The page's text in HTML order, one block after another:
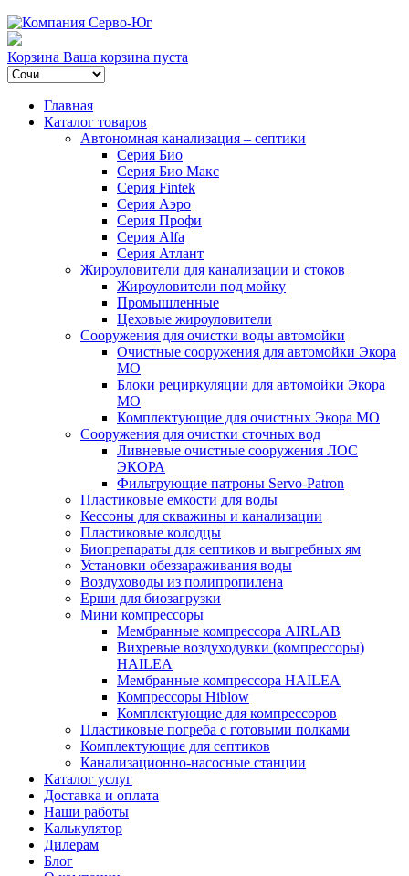
Корзина Ваша корзина пуста
Главная
Каталог товаров
Автономная канализация – септики
Серия Био
Серия Био Макс
Серия Fintek
Серия Аэро
Серия Профи
Серия Alfa
Серия Атлант
Жироуловители для канализации и стоков
Жироуловители под мойку
Промышленные
Цеховые жироуловители
Сооружения для очистки воды автомойки
Очистные сооружения для автомойки Экора
МО
Блоки рециркуляции для автомойки Экора
МО
Комплектующие для очистных Экора МО
Сооружения для очистки сточных вод
Ливневые очистные сооружения ЛОС
ЭКОРА
Фильтрующие патроны Servo-Patron
Пластиковые емкости для воды
Кессоны для скважины и канализации
Пластиковые колодцы
Биопрепараты для септиков и выгребных ям
Установки обеззараживания воды
Воздуховоды из полипропилена
Ерши для биозагрузки
Мини компрессоры
Мембранные компрессора AIRLAB
Вихревые воздуходувки (компрессоры)
HAILEA
Мембранные компрессора HAILEA
Компрессоры Hiblow
Комплектующие для компрессоров
Пластиковые погреба с готовыми полками
Комплектующие для септиков
Канализационно-насосные станции
Каталог услуг
Доставка и оплата
Наши работы
Калькулятор
Дилерам
Блог